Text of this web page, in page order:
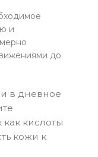
и
до
в дневное
кислоты
кожи к